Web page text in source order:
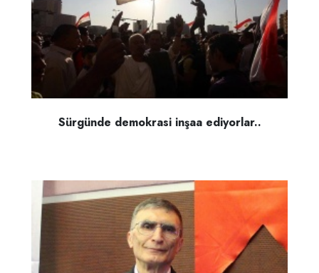
Sürgünde demokrasi inşaa ediyorlar..